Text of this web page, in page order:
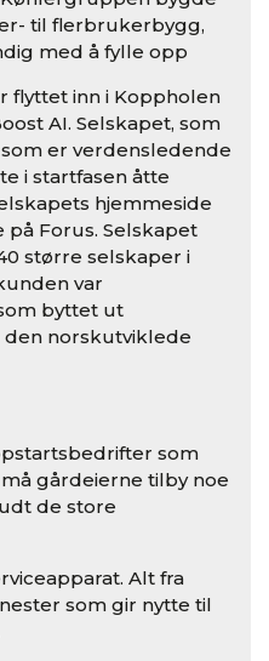
til flerbrukerbygg,
med å fylle opp
flyttet inn i Koppholen
AI. Selskapet, som
er verdensledende
i startfasen åtte
hjemmeside
på Forus. Selskapet
større selskaper i
var
byttet ut
norskutviklede
som
gårdeierne tilby noe
de store
Alt fra
som gir nytte til